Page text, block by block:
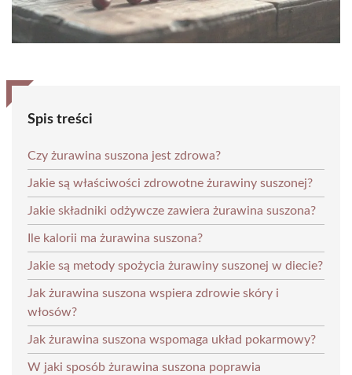
Spis treści
Czy żurawina suszona jest zdrowa?
Jakie są właściwości zdrowotne żurawiny suszonej?
Jakie składniki odżywcze zawiera żurawina suszona?
Ile kalorii ma żurawina suszona?
Jakie są metody spożycia żurawiny suszonej w diecie?
Jak żurawina suszona wspiera zdrowie skóry i
włosów?
Jak żurawina suszona wspomaga układ pokarmowy?
W jaki sposób żurawina suszona poprawia